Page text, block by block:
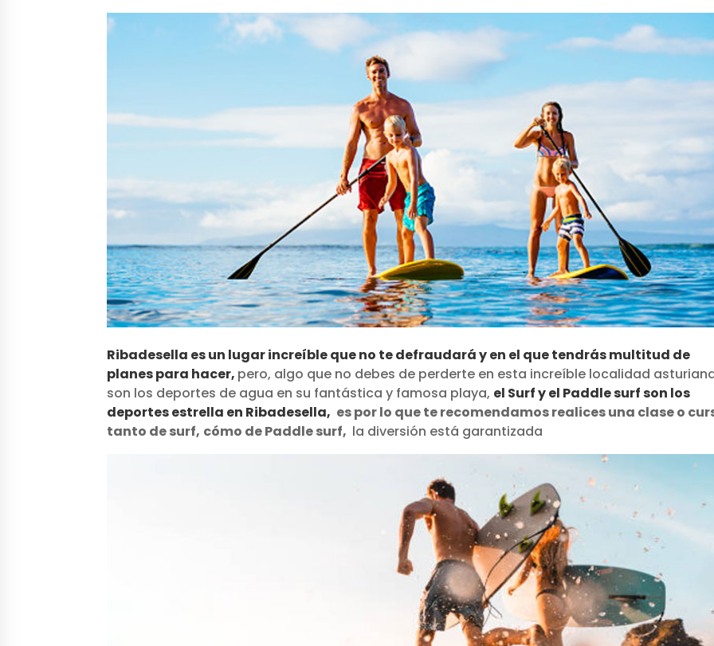
Ribadesella es un lugar increíble que no te defraudará y en el que tendrás multitud de
planes para hacer, pero, algo que no debes de perderte en esta increíble localidad
son los deportes de agua en su fantástica y famosa playa, el Surf y el Paddle surf son los
deportes estrella en Ribadesella, es por lo que te recomendamos realices una clase o
tanto de surf, cómo de Paddle surf, la diversión está garantizada